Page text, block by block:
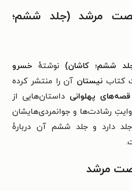
مرشد (جلد ششم؛
ششم؛ کاشان) نوشتهٔ خسرو
کتاب نیستان آن را منتشر کرده
قصه‌های پهلوانی داستان‌هایی از
روایتِ رشادت‌ها و جوانمردی‌هایشان
است. این مجموعه ۱۱ جلد دارد و جلد ششم آن دربارهٔ
مرشد